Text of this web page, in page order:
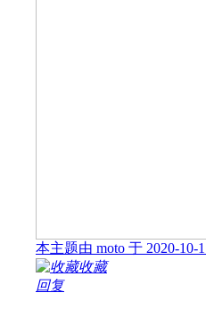
本主题由 moto 于 2020-10-
收藏
回复